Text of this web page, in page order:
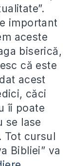
important
aceste
biserică,
că este
acest
căci
îi poate
se lase
Tot cursul
Bibliei” va